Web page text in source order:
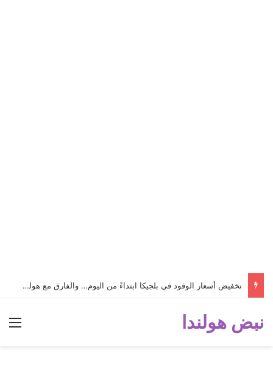
تخفيض أسعار الوقود في بلجيكا ابتداءً من اليوم… والفارق مع هولندا أصبح كبيراً جداً!
نبض هولندا